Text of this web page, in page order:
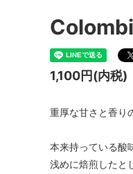
1,100円(内税)
重厚な甘さと香り
本来持っている酸
浅めに焙煎したと